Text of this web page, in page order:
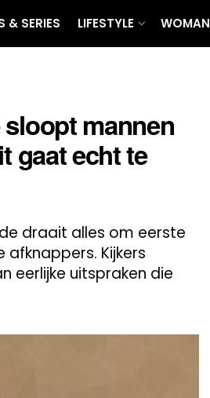
& SERIES LIFESTYLE WOMAN
mannen
gaat echt te
draait alles om eerste
Kijkers
eerlijke uitspraken die